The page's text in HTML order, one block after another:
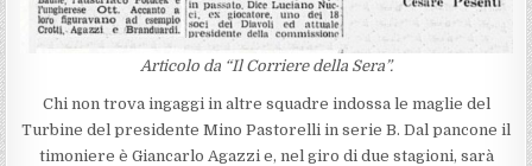
Articolo da “Il Corriere della Sera”.
Chi non trova ingaggi in altre squadre indossa le maglie del
Turbine del presidente Mino Pastorelli in serie B. Dal pancone il
timoniere è Giancarlo Agazzi e, nel giro di due stagioni, sarà